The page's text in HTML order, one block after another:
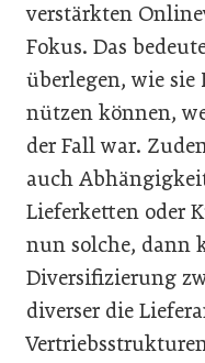
verstärkten
Fokus. Das
überlegen, wie sie
nützen können,
der Fall war.
auch
Lieferketten oder
nun solche, dann
Diversifizierung
diverser die